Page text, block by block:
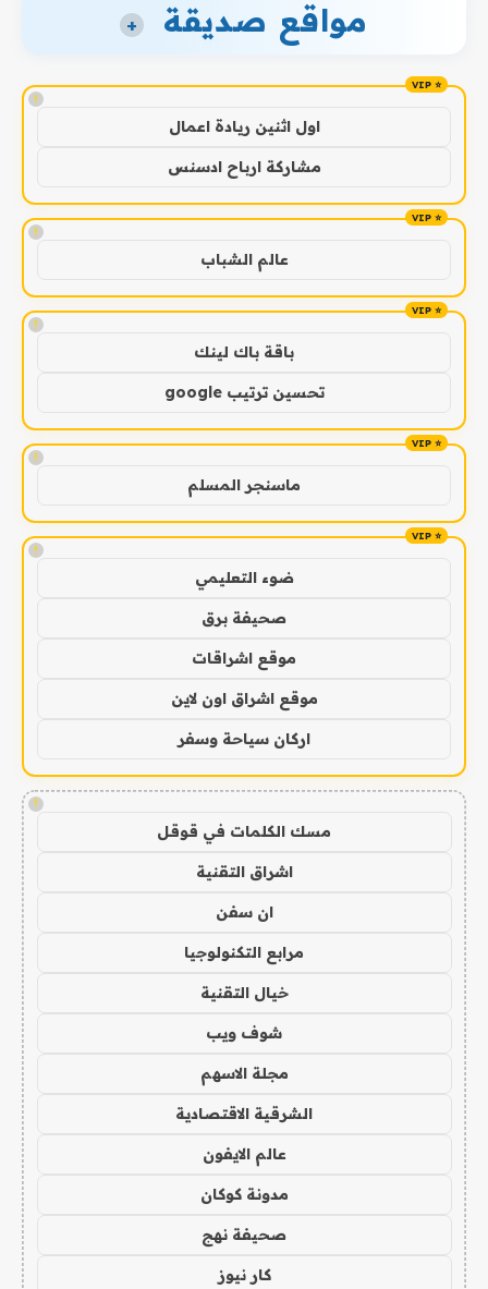
مواقع صديقة +
!
اول اثنين ريادة اعمال
مشاركة ارباح ادسنس
!
عالم الشباب
!
باقة باك لينك
تحسين ترتيب google
!
ماسنجر المسلم
!
ضوء التعليمي
صحيفة برق
موقع اشراقات
موقع اشراق اون لاين
اركان سياحة وسفر
!
مسك الكلمات في قوقل
اشراق التقنية
ان سفن
مرابع التكنولوجيا
خيال التقنية
شوف ويب
مجلة الاسهم
الشرقية الاقتصادية
عالم الايفون
مدونة كوكان
صحيفة نهج
كار نيوز